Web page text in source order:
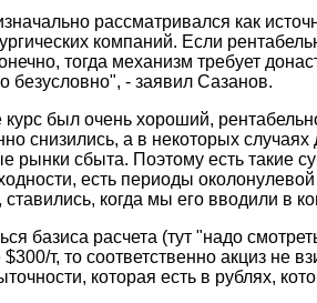
рассматривался как
компаний. Если
тогда механизм требует
безусловно", - заявил Сазанов.
был очень хороший,
снизились, а в некоторых
рынки сбыта. Поэтому есть такие
есть периоды
когда мы его вводили в
базиса расчета (тут "надо
т, то соответственно акциз не
которая есть в рублях,